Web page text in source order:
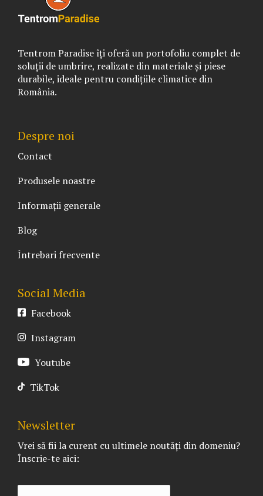
Tentrom Paradise îți oferă un portofoliu complet de
soluții de umbrire, realizate din materiale și piese
durabile, ideale pentru condițiile climatice din
România.
Despre noi
Contact
Produsele noastre
Informații generale
Blog
Întrebari frecvente
Social Media
Facebook
Instagram
Youtube
TikTok
Newsletter
Vrei să fii la curent cu ultimele noutăți din domeniu?
Înscrie-te aici: